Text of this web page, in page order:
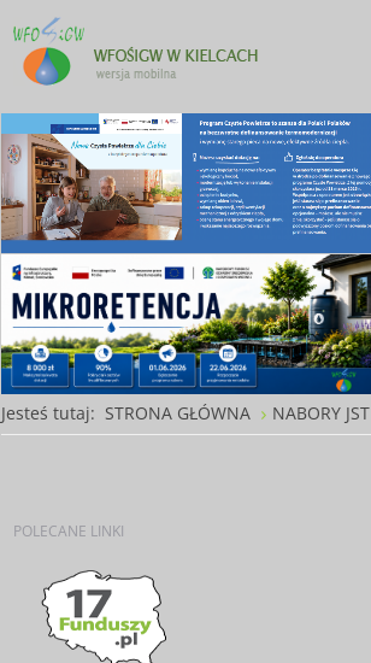
Jesteś tutaj: STRONA GŁÓWNA NABORY JST
POLECANE LINKI